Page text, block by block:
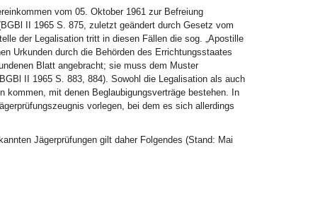
vom 05. Oktober 1961 zur Befreiung
II 1965 S. 875, zuletzt geändert durch Gesetz vom
der Legalisation tritt in diesen Fällen die sog. „Apostille
Urkunden durch die Behörden des Errichtungsstaates
Blatt angebracht; sie muss dem Muster
II 1965 S. 883, 884). Sowohl die Legalisation als auch
kommen, mit denen Beglaubigungsverträge bestehen. In
vorlegen, bei dem es sich allerdings
Jägerprüfungen gilt daher Folgendes (Stand: Mai